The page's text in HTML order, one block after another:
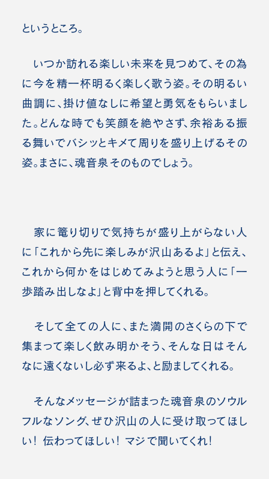
というところ。
いつか訪れる楽しい未来を見つめて、その為
に今を精一杯明るく楽しく歌う姿。その明るい
曲調に、掛け値なしに希望と勇気をもらいまし
た。どんな時でも笑顔を絶やさず、余裕ある振
る舞いでバシッとキメて周りを盛り上げるその
姿。まさに、魂音泉そのものでしょう。
家に篭り切りで気持ちが盛り上がらない人
に「これから先に楽しみが沢山あるよ」と伝え、
これから何かをはじめてみようと思う人に「一
歩踏み出しなよ」と背中を押してくれる。
そして全ての人に、また満開のさくらの下で
集まって楽しく飲み明かそう、そんな日はそん
なに遠くないし必ず来るよ、と励ましてくれる。
そんなメッセージが詰まった魂音泉のソウル
フルなソング、ぜひ沢山の人に受け取ってほし
い！ 伝わってほしい！ マジで聞いてくれ！